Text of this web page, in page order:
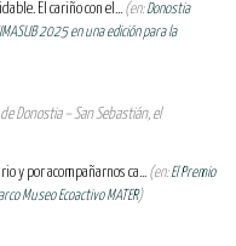
El cariño con el... (en:Donostia
2025 en una edición para la
Donostia – San Sebastián, el
y por acompañarnos ca... (en:El Premio
Museo Ecoactivo MATER)